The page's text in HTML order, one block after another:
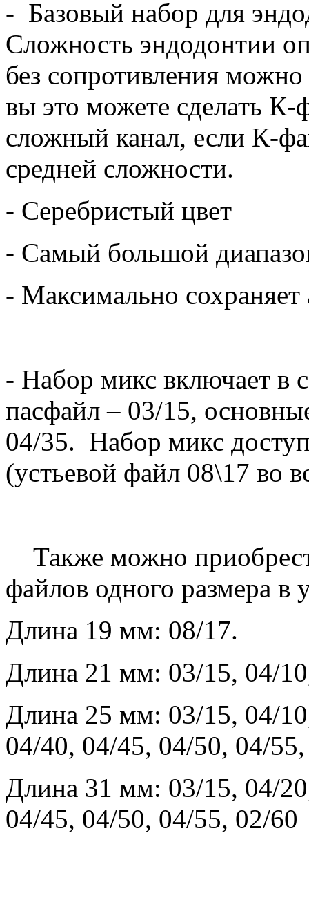
- Базовый набор для
Сложность эндодонтии
без сопротивления
вы это можете сделать К-
сложный канал, если К-
средней сложности.
- Серебристый цвет
- Самый большой
- Максимально сохраняет
- Набор микс включает в
пасфайл – 03/15,
04/35. Набор микс
(устьевой файл 08\17 во
Также можно
файлов одного размера в
Длина 19 мм: 08/17.
Длина 21 мм: 03/15, 04/
Длина 25 мм: 03/15, 04/
04/40, 04/45, 04/50, 04/
Длина 31 мм: 03/15, 04/
04/45, 04/50, 04/55, 02/60